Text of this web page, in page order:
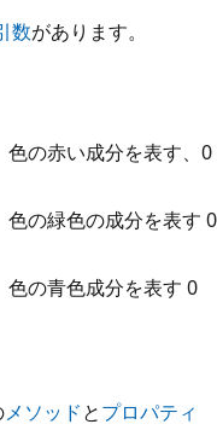
数があります。
色の赤い成分を表す、0
色の緑色の成分を表す 0
色の青色成分を表す 0
メソッドとプロパティ